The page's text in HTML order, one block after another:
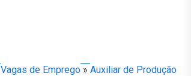
Vagas de Emprego » Auxiliar de Produção